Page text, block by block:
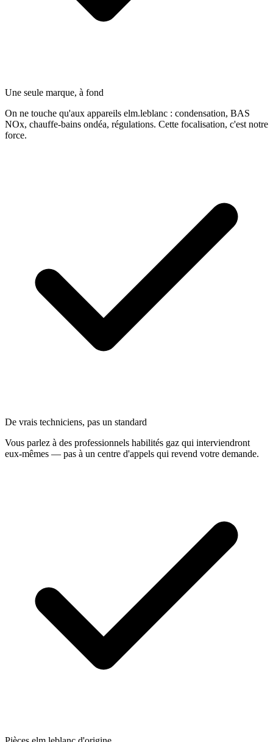
Une seule marque, à fond
On ne touche qu'aux appareils elm.leblanc : condensation, BAS
NOx, chauffe-bains ondéa, régulations. Cette focalisation, c'est notre
force.
De vrais techniciens, pas un standard
Vous parlez à des professionnels habilités gaz qui interviendront
eux-mêmes — pas à un centre d'appels qui revend votre demande.